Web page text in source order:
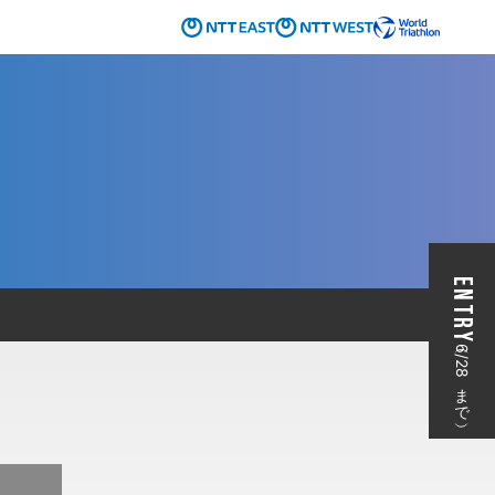
ENTRY
（6/28まで）